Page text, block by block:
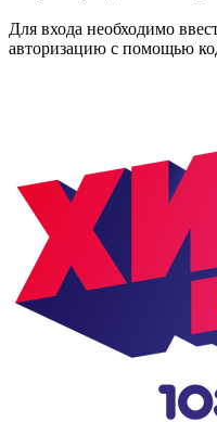
Для входа необходимо
авторизацию с помощью